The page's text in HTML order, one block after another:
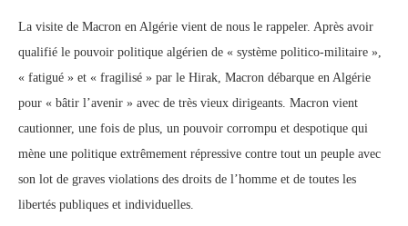
La visite de Macron en Algérie vient de nous le rappeler. Après avoir
qualifié le pouvoir politique algérien de « système politico-militaire »,
« fatigué » et « fragilisé » par le Hirak, Macron débarque en Algérie
pour « bâtir l’avenir » avec de très vieux dirigeants. Macron vient
cautionner, une fois de plus, un pouvoir corrompu et despotique qui
mène une politique extrêmement répressive contre tout un peuple avec
son lot de graves violations des droits de l’homme et de toutes les
libertés publiques et individuelles.